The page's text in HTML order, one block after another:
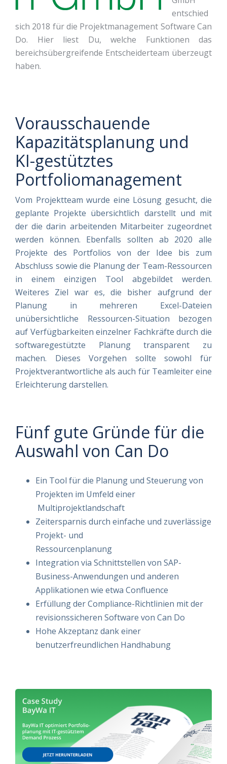
entschied
sich 2018 für die Projektmanagement Software Can
Do. Hier liest Du, welche Funktionen das
bereichsübergreifende Entscheiderteam überzeugt
haben.
Vorausschauende
Kapazitätsplanung und
KI-gestütztes
Portfoliomanagement
Vom Projektteam wurde eine Lösung gesucht, die
geplante Projekte übersichtlich darstellt und mit
der die darin arbeitenden Mitarbeiter zugeordnet
werden können. Ebenfalls sollten ab 2020 alle
Projekte des Portfolios von der Idee bis zum
Abschluss sowie die Planung der Team-Ressourcen
in einem einzigen Tool abgebildet werden.
Weiteres Ziel war es, die bisher aufgrund der
Planung in mehreren Excel-Dateien
unübersichtliche Ressourcen-Situation bezogen
auf Verfügbarkeiten einzelner Fachkräfte durch die
softwaregestützte Planung transparent zu
machen. Dieses Vorgehen sollte sowohl für
Projektverantwortliche als auch für Teamleiter eine
Erleichterung darstellen.
Fünf gute Gründe für die
Auswahl von Can Do
Ein Tool für die Planung und Steuerung von
Projekten im Umfeld einer
Multiprojektlandschaft
Zeitersparnis durch einfache und zuverlässige
Projekt- und
Ressourcenplanung
Integration via Schnittstellen von SAP-
Business-Anwendungen und anderen
Applikationen wie etwa Confluence
Erfüllung der Compliance-Richtlinien mit der
revisionssicheren Software von Can Do
Hohe Akzeptanz dank einer
benutzerfreundlichen Handhabung